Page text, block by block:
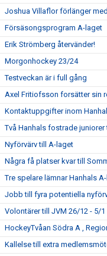
Joshua Villaflor förlänger
Försäsongsprogram A-laget
Erik Strömberg återvänder!
Morgonhockey 23/24
Testveckan är i full gång
Axel Fritiofsson forsätter sin
Kontaktuppgifter inom
Två Hanhals fostrade
Nyförvärv till A-laget
Några få platser kvar till
Tre spelare lämnar Hanhals
Jobb till fyra potentiella
Volontärer till JVM 26/12 - 5/1
HockeyTvåan Södra A ,
Kallelse till extra